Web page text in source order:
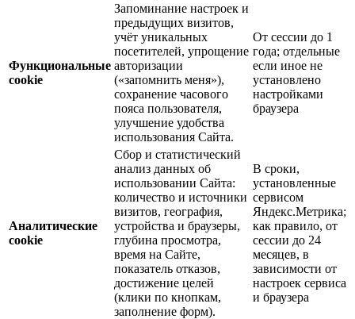
Функциональные
cookie
Запоминание настроек и
предыдущих визитов,
учёт уникальных
посетителей, упрощение
авторизации
(«запомнить меня»),
сохранение часового
пояса пользователя,
улучшение удобства
использования Сайта.
От сессии до 1
года; отдельные
если иное не
установлено
настройками
браузера
Аналитические
cookie
Сбор и статистический
анализ данных об
использовании Сайта:
количество и источники
визитов, география,
устройства и браузеры,
глубина просмотра,
время на Сайте,
показатель отказов,
достижение целей
(клики по кнопкам,
заполнение форм).
В сроки,
установленные
сервисом
Яндекс.Метрика;
как правило, от
сессии до 24
месяцев, в
зависимости от
настроек сервиса
и браузера